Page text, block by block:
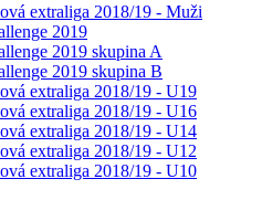
extraliga 2018/19 - Muži
2019
2019 skupina A
2019 skupina B
extraliga 2018/19 - U19
extraliga 2018/19 - U16
extraliga 2018/19 - U14
extraliga 2018/19 - U12
extraliga 2018/19 - U10